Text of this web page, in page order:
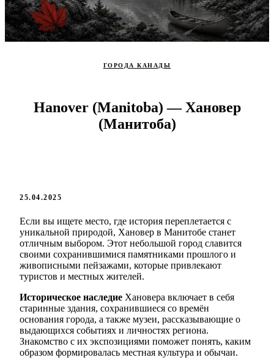
ГОРОДА КАНАДЫ
Hanover (Manitoba) — Хановер
(Манитоба)
25.04.2025
Если вы ищете место, где история переплетается с
уникальной природой, Хановер в Манитобе станет
отличным выбором. Этот небольшой город славится
своими сохранившимися памятниками прошлого и
живописными пейзажами, которые привлекают
туристов и местных жителей.
Историческое наследие Хановера включает в себя
старинные здания, сохранившиеся со времён
основания города, а также музеи, рассказывающие о
выдающихся событиях и личностях региона.
Знакомство с их экспозициями поможет понять, каким
образом формировалась местная культура и обычаи.